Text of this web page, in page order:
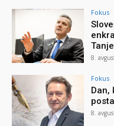
Fokus
8.
Fokus
Dan,
8.